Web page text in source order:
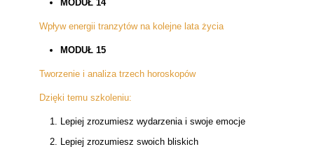
MODUŁ 14
Wpływ energii tranzytów na kolejne lata życia
MODUŁ 15
Tworzenie i analiza trzech horoskopów
Dzięki temu szkoleniu:
Lepiej zrozumiesz wydarzenia i swoje emocje
Lepiej zrozumiesz swoich bliskich